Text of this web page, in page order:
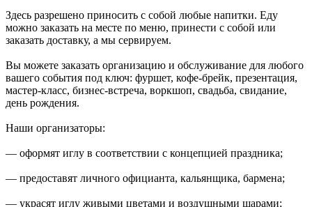
Здесь разрешено приносить с собой любые напитки. Еду
можно заказать на месте по меню, принести с собой или
заказать доставку, а мы сервируем.
Вы можете заказать организацию и обслуживание для любого
вашего события под ключ: фуршет, кофе-брейк, презентация,
мастер-класс, бизнес-встреча, воркшоп, свадьба, свидание,
день рождения.
Наши организаторы:
— оформят иглу в соответствии с концепцией праздника;
— предоставят личного официанта, кальянщика, бармена;
— украсят иглу живыми цветами и воздушными шарами;